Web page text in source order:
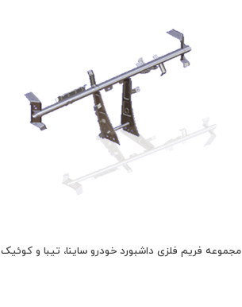
مجموعه فریم فلزی داشبورد خودرو ساینا، تیبا و کوئیک